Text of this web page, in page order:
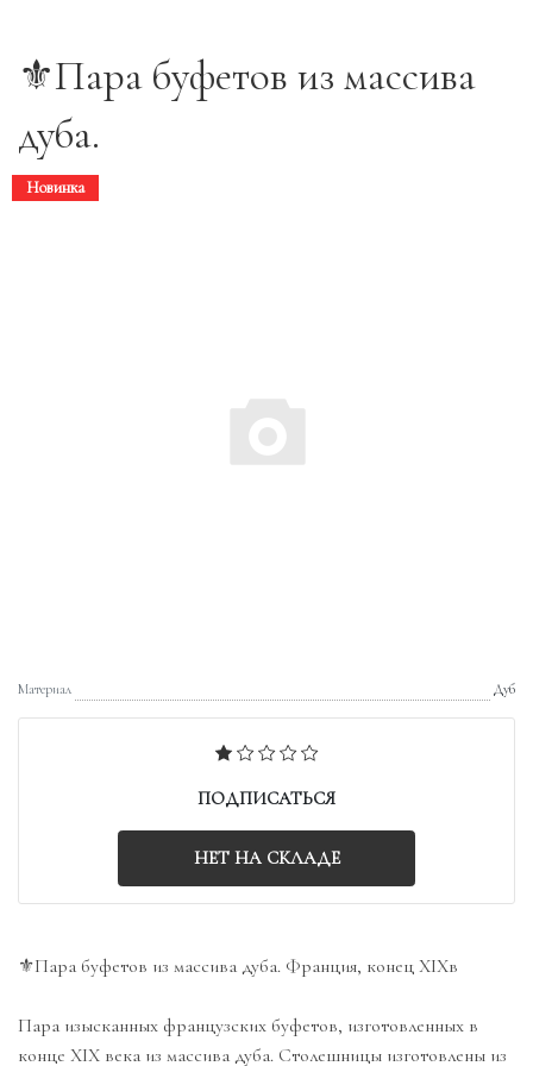
⚜️Пара буфетов из массива
дуба.
Новинка
Материал Дуб
ПОДПИСАТЬСЯ
НЕТ НА СКЛАДЕ
⚜️Пара буфетов из массива дуба. Франция, конец XIXв
Пара изысканных французских буфетов, изготовленных в
конце XIX века из массива дуба. Столешницы изготовлены из